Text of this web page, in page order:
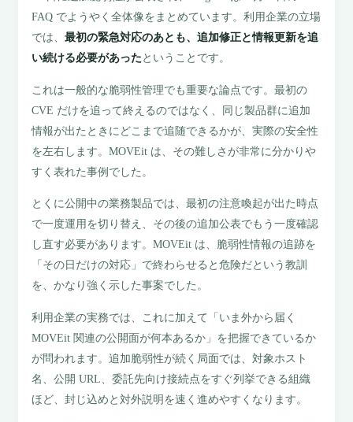
FAQ でようやく全体像をまとめています。利用企業の立場
では、最初の緊急対応のあとも、追加修正と情報更新を追
い続ける必要があった ということです。
これは一般的な脆弱性管理でも重要な論点です。最初の
CVE だけを追って終えるのではなく、同じ製品群に追加
情報が出たときにどこまで追随できるかが、実際の安全性
を左右します。MOVEit は、その難しさが非常に分かりや
すく表れた事例でした。
とくに公開中の業務製品では、最初の注意喚起が出た時点
で一度運用を切り替え、その後の追加公表でもう一度確認
し直す必要があります。MOVEit は、脆弱性情報の追跡を
「その日だけの対応」で終わらせると危険だという教訓
を、かなり強く示した事案でした。
利用企業の実務では、これに加えて「いま外から届く
MOVEit 関連の公開面が何本あるか」を把握できているか
が問われます。追加脆弱性が続く局面では、対象ホスト
名、公開 URL、委託先向け接続点をすぐ列挙できる組織
ほど、封じ込めと対外説明を速く進めやすくなります。